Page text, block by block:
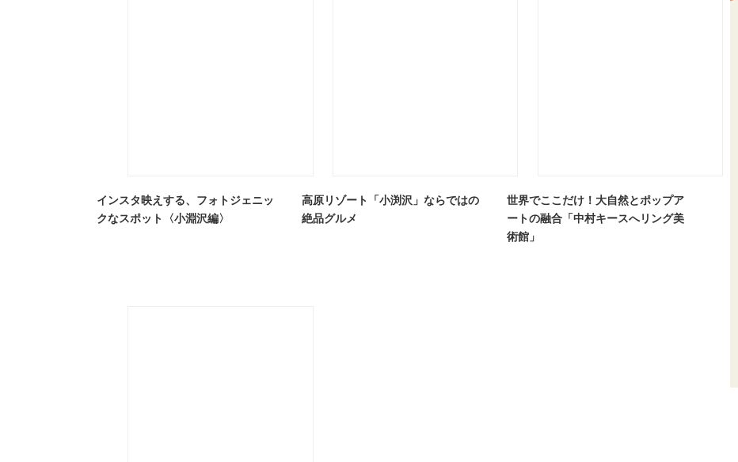
インスタ映えする、フォトジェニッ
クなスポット〈小淵沢編〉
高原リゾート「小渕沢」ならではの
絶品グルメ
世界でここだけ！大自然とポップア
ートの融合「中村キースへリング美
術館」